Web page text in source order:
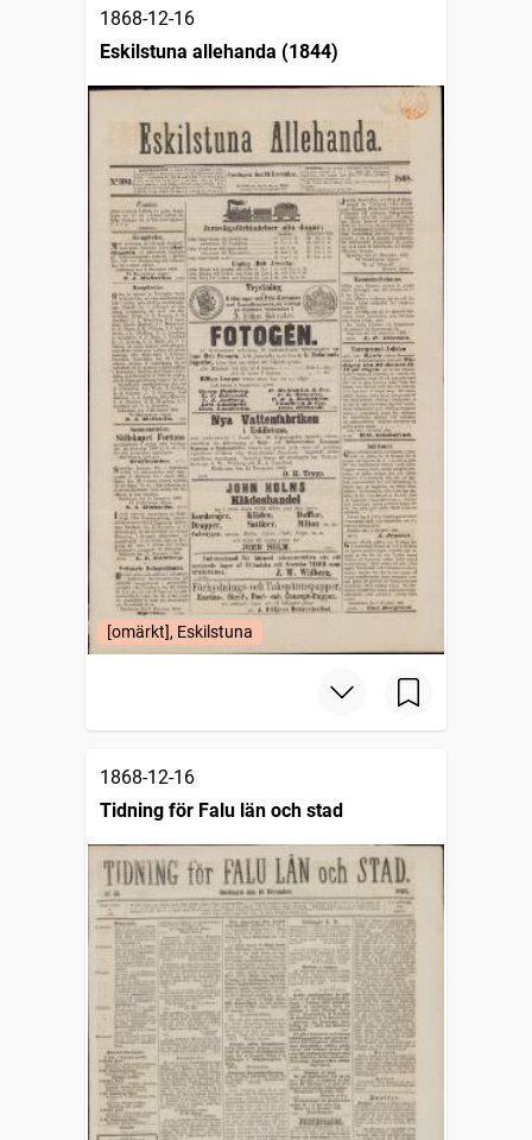
1868-12-16
Eskilstuna allehanda (1844)
[omärkt], Eskilstuna
1868-12-16
Tidning för Falu län och stad